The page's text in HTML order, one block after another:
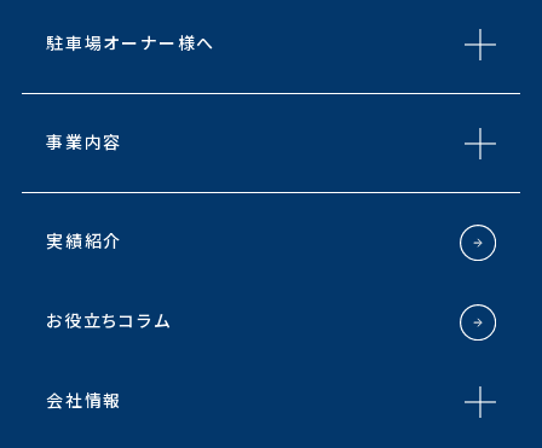
駐車場オーナー様へ
事業内容
実績紹介
お役立ちコラム
会社情報